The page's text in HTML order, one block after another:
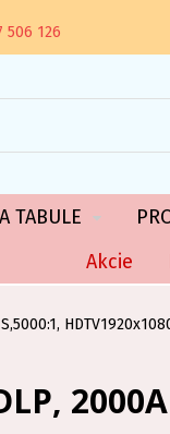
506 126
TABULE
Akcie